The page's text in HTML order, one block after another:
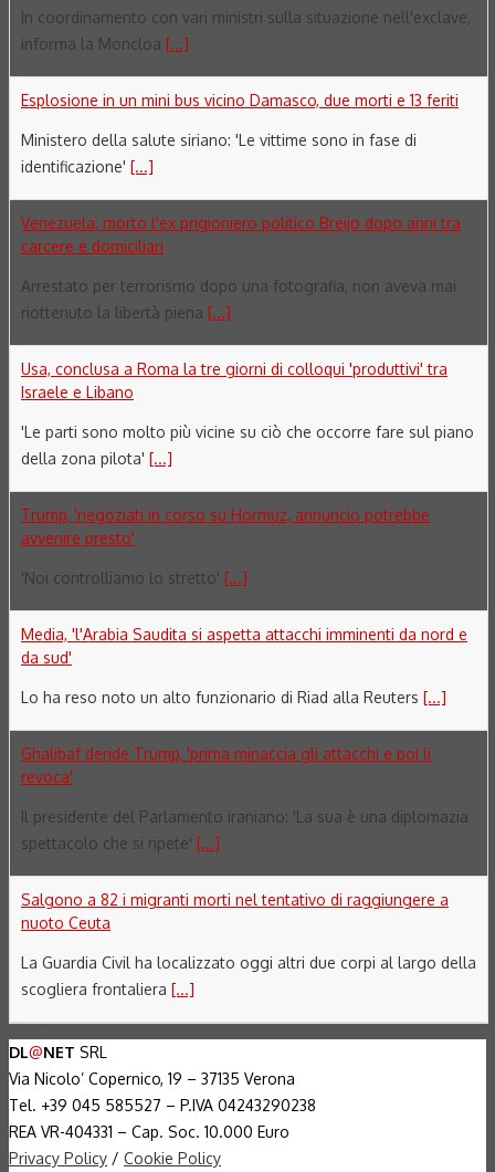
In coordinamento con vari ministri sulla situazione nell'exclave,
informa la Moncloa [...]
Esplosione in un mini bus vicino Damasco, due morti e 13 feriti
Ministero della salute siriano: 'Le vittime sono in fase di
identificazione' [...]
Venezuela, morto l'ex prigioniero politico Breijo dopo anni tra
carcere e domiciliari
Arrestato per terrorismo dopo una fotografia, non aveva mai
riottenuto la libertà piena [...]
Usa, conclusa a Roma la tre giorni di colloqui 'produttivi' tra
Israele e Libano
'Le parti sono molto più vicine su ciò che occorre fare sul piano
della zona pilota' [...]
Trump, 'negoziati in corso su Hormuz, annuncio potrebbe
avvenire presto'
'Noi controlliamo lo stretto' [...]
Media, 'l'Arabia Saudita si aspetta attacchi imminenti da nord e
da sud'
Lo ha reso noto un alto funzionario di Riad alla Reuters [...]
Ghalibaf deride Trump, 'prima minaccia gli attacchi e poi li
revoca'
Il presidente del Parlamento iraniano: 'La sua è una diplomazia
spettacolo che si ripete' [...]
Salgono a 82 i migranti morti nel tentativo di raggiungere a
nuoto Ceuta
La Guardia Civil ha localizzato oggi altri due corpi al largo della
scogliera frontaliera [...]
DL@NET SRL
Via Nicolo’ Copernico, 19 – 37135 Verona
Tel. +39 045 585527 – P.IVA 04243290238
REA VR-404331 – Cap. Soc. 10.000 Euro
Privacy Policy / Cookie Policy